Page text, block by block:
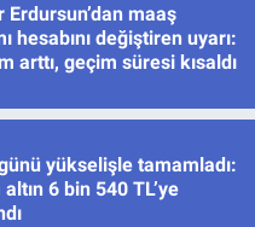
Erdursun’dan maaş
hesabını değiştiren uyarı:
arttı, geçim süresi kısaldı
yükselişle tamamladı:
6 bin 540 TL’ye